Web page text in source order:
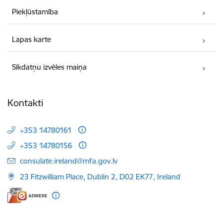
Piekļūstamība
Lapas karte
Sīkdatņu izvēles maiņa
Kontakti
+353 14780161
+353 14780156
E-pasts:
consulate.ireland@mfa.gov.lv
23 Fitzwilliam Place, Dublin 2, D02 EK77, Ireland